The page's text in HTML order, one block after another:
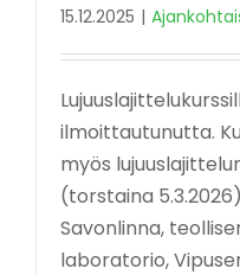
15.12.2025 |
ilmoittautunutta.
myös
(torstaina
Savonlinna,
laboratorio,